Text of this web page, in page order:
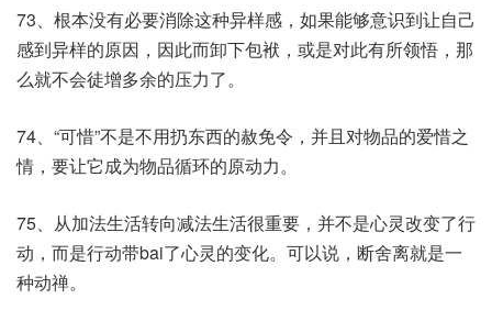
73、根本没有必要消除这种异样感，如果能够意识到让自己
感到异样的原因，因此而卸下包袱，或是对此有所领悟，那
么就不会徒增多余的压力了。
74、“可惜”不是不用扔东西的赦免令，并且对物品的爱惜之
情，要让它成为物品循环的原动力。
75、从加法生活转向减法生活很重要，并不是心灵改变了行
动，而是行动带bai了心灵的变化。可以说，断舍离就是一
种动禅。